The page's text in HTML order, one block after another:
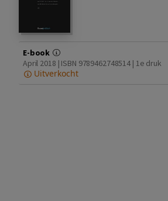
E-book
April 2018 | ISBN 9789462748514 | 1e druk
Uitverkocht